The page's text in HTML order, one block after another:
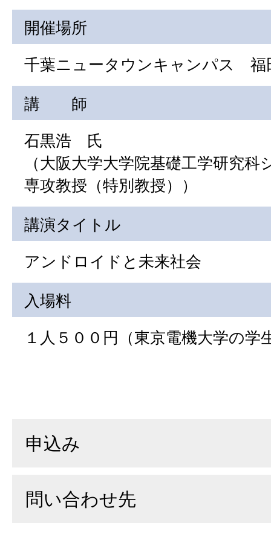
開催場所
千葉ニュータウンキャンパス 福
講 師
石黒浩 氏
（大阪大学大学院基礎工学研究科
専攻教授（特別教授））
講演タイトル
アンドロイドと未来社会
入場料
１人５００円（東京電機大学の学
申込み
問い合わせ先